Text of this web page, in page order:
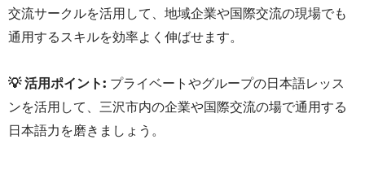
交流サークルを活用して、地域企業や国際交流の現場でも
通用するスキルを効率よく伸ばせます。
💡 活用ポイント: プライベートやグループの日本語レッス
ンを活用して、三沢市内の企業や国際交流の場で通用する
日本語力を磨きましょう。